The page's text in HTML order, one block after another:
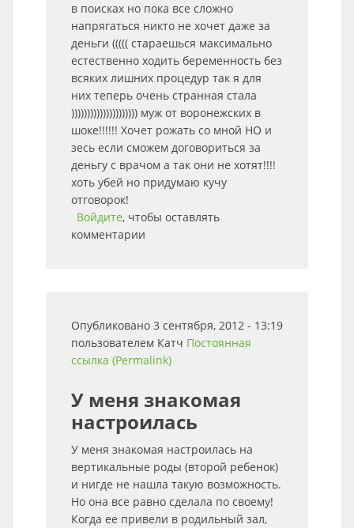
в поисках но пока все сложно
напрягаться никто не хочет даже за
деньги ((((( стараешься максимально
естественно ходить беременность без
всяких лишних процедур так я для
них теперь очень странная стала
))))))))))))))))))))) муж от воронежских в
шоке!!!!!! Хочет рожать со мной НО и
зесь если сможем договориться за
деньгу с врачом а так они не хотят!!!!
хоть убей но придумаю кучу
отговорок!
Войдите, чтобы оставлять
комментарии
Опубликовано 3 сентября, 2012 - 13:19
пользователем Катч Постоянная
ссылка (Permalink)
У меня знакомая
настроилась
У меня знакомая настроилась на
вертикальные роды (второй ребенок)
и нигде не нашла такую возможность.
Но она все равно сделала по своему!
Когда ее привели в родильный зал,